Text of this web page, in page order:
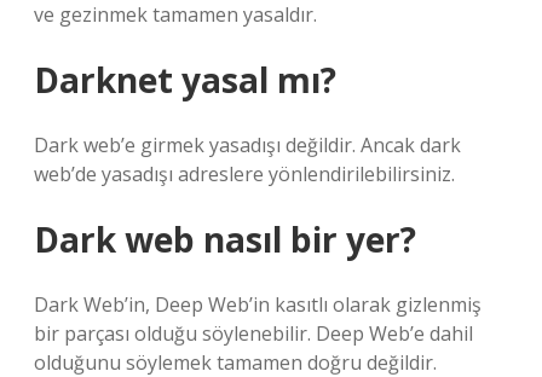
ve gezinmek tamamen yasaldır.
Darknet yasal mı?
Dark web’e girmek yasadışı değildir. Ancak dark
web’de yasadışı adreslere yönlendirilebilirsiniz.
Dark web nasıl bir yer?
Dark Web’in, Deep Web’in kasıtlı olarak gizlenmiş
bir parçası olduğu söylenebilir. Deep Web’e dahil
olduğunu söylemek tamamen doğru değildir.